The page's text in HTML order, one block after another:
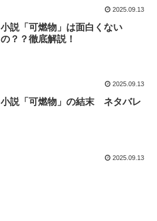
2025.09.13
小説「可燃物」は面白くない
の？？徹底解説！
2025.09.13
小説「可燃物」の結末 ネタバレ
2025.09.13